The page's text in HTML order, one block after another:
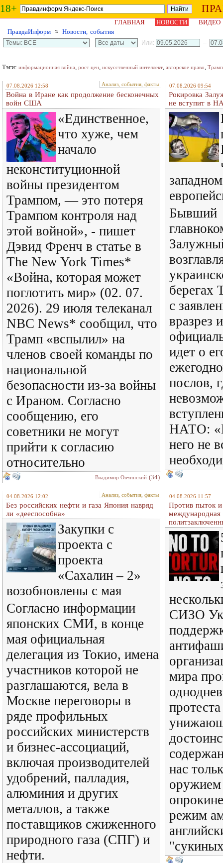
18+
ГЛАВНАЯ НОВОСТИ
ВИДЕО
ПравдаИнформ ≈ Новости, события
Или: –
Тэги: информационная война, рост цен, искусственный интеллект, авторское право, Трамп
07.08.2026 12:58 Анализ, события, факты
Война в Иране как продолжение бесконечных
войн США
«Единственное,
что хуже, чем
начало
неконституционной
войны президентом
Трампом, — это потеря
Трампом контроля над
этой войной», - пишет
Дэвид Френч в статье в
The New York Times*
«Война, которая может
поглотить мир» (02. 07.
2026). 29 июля телеканал
NBC News* сообщил, что
Трамп «вспылил» на
членов своей команды по
национальной
безопасности из-за войны
с Ираном. Согласно
сообщению, его
советники не могут
прийти к согласию
относительно
Владимир Овчинский (34)
07.08.2026 09:54
Рокировка
не вступит в
Бывший
берегах
с
вразрез
идет о
послов,
НАТО:
него не
04.08.2026 12:02 Анализ, события, факты
Без российских нефти и газа Япония навряд
ли «дееспособна»
Закупки с
проекта с
проекта
«Сахалин – 2»
возобновлены с мая
Согласно информации
японских СМИ, в конце
мая официальная
делегация из Токио, имена
участников которой не
разглашаются, вела в
Москве переговоры в
ряде профильных
российских министерств
и бизнес-ассоциаций,
включая производителей
удобрений, палладия,
алюминия и других
металлов, а также
поставщиков сжиженного
природного газа (СПГ) и
нефти.
04.08.2026 11:57
Против пыток и
международная
СИЗО
мира
нас
оружием
режим